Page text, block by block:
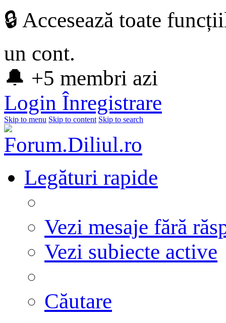
🔒 Accesează toate
un cont.
🔔 +5 membri azi
Login Înregistrare
Skip to menu Skip to content Skip to search
Legături rapide
Vezi mesaje fără
Vezi subiecte active
Căutare